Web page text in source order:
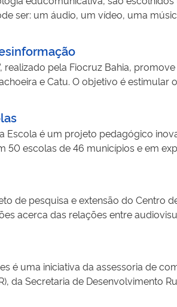
com estudantes, professores,
O projeto também prevê a
busca desenvolver
saúde nas mídias digitais e
ser: um áudio, um vídeo, uma
alunos do curso de Pedagogia e
realizado pela Fiocruz Bahia,
e Catu. O objetivo é
Escola é um projeto pedagógico
50 escolas de 46 municípios e em
de pesquisa e extensão do Centro
acerca das relações entre
é uma iniciativa da assessoria de
da Secretaria de Desenvolvimento